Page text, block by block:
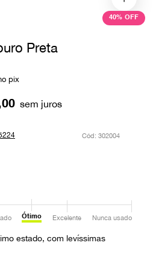
40% OFF
Preta
pix
00
: 302004
Ótimo Excelente Nunca usado
estado, com levíssimas